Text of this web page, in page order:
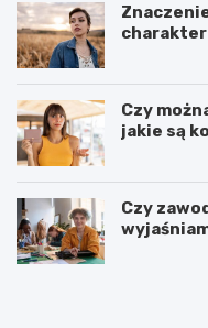
Czy
jakie są
Czy